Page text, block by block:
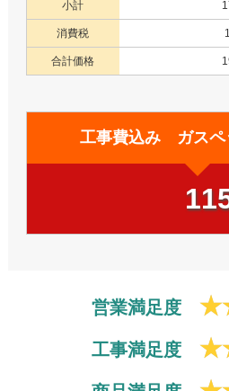
小計
消費税
合計価格
工事費込み ガスペ
営業満足度
工事満足度